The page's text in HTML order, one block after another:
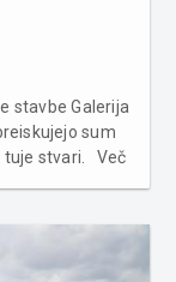
stavbe Galerija
sum
tuje stvari. Več